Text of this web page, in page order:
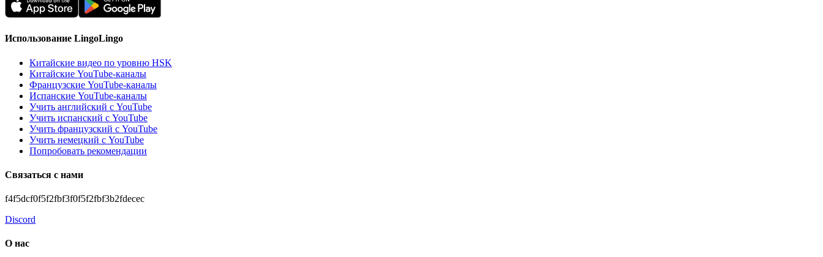
Использование LingoLingo
Китайские видео по уровню HSK
Китайские YouTube-каналы
Французские YouTube-каналы
Испанские YouTube-каналы
Учить английский с YouTube
Учить испанский с YouTube
Учить французский с YouTube
Учить немецкий с YouTube
Попробовать рекомендации
Связаться с нами
f4f5dcf0f5f2fbf3f0f5f2fbf3b2fdecec
Discord
О нас